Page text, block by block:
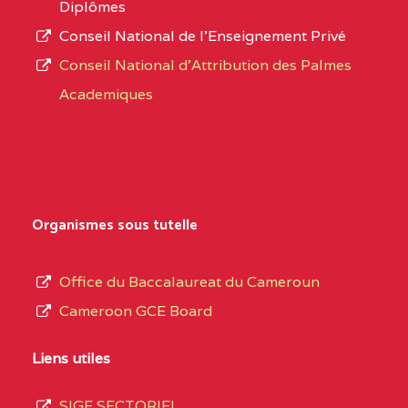
YDE
CENTRE
CENTRE
COLLEGE ONANA
L’offre
d’éducation
de
du
Diplômes
Conseil National de l’Enseignement Privé
Conseil National d'Attribution des Palmes
Academiques
Organismes sous tutelle
Office du Baccalaureat du Cameroun
Cameroon GCE Board
Liens utiles